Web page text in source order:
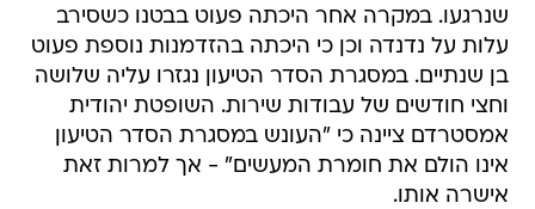
שנרגעו. במקרה אחר היכתה פעוט בבטנו כשסירב
עלות על נדנדה וכן כי היכתה בהזדמנות נוספת פעוט
בן שנתיים. במסגרת הסדר הטיעון נגזרו עליה שלושה
וחצי חודשים של עבודות שירות. השופטת יהודית
אמסטרדם ציינה כי "העונש במסגרת הסדר הטיעון
אינו הולם את חומרת המעשים" - אך למרות זאת
אישרה אותו.